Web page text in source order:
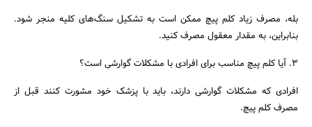
بله، مصرف زیاد کلم پیچ ممکن است به تشکیل سنگ‌های کلیه منجر شود.
بنابراین، به مقدار معقول مصرف کنید.
3. آیا کلم پیچ مناسب برای افرادی با مشکلات گوارشی است؟
افرادی که مشکلات گوارشی دارند، باید با پزشک خود مشورت کنند قبل از
مصرف کلم پیچ.